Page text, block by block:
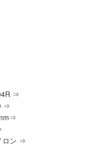
⇒
⇒
ロン ⇒